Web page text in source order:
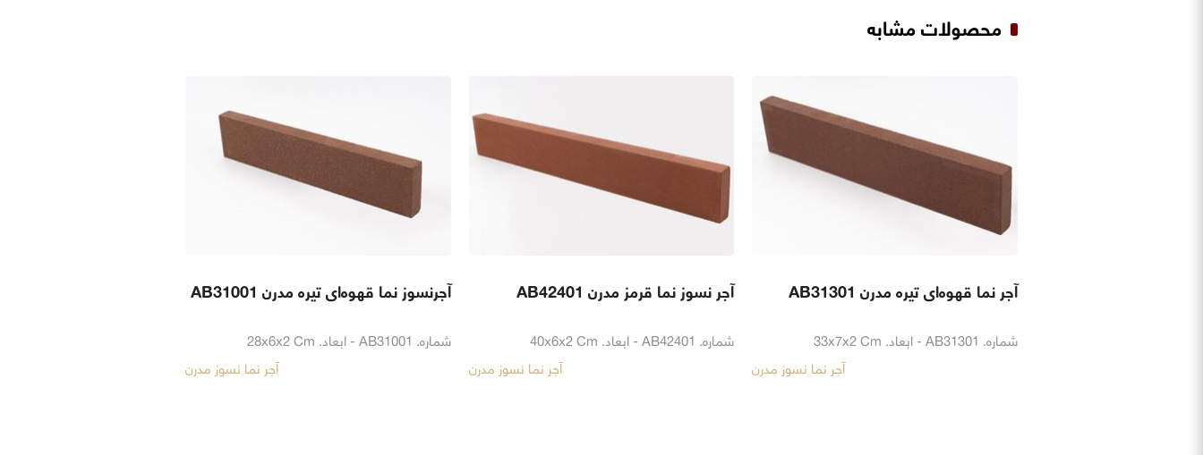
محصولات مشابه
آجر نما قهوه‌ای تیره مدرن AB31301
شماره. AB31301 - ابعاد. 33x7x2 Cm
آجر نما نسوز مدرن
آجر نسوز نما قرمز مدرن AB42401
شماره. AB42401 - ابعاد. 40x6x2 Cm
آجر نما نسوز مدرن
آجرنسوز نما قهوه‌ای تیره مدرن AB31001
شماره. AB31001 - ابعاد. 28x6x2 Cm
آجر نما نسوز مدرن